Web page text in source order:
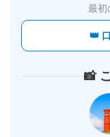
最初
👑
📸